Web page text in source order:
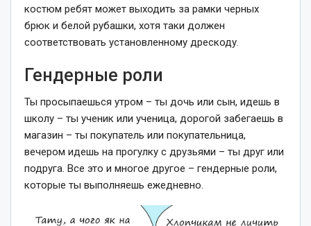
костюм ребят может выходить за рамки черных
брюк и белой рубашки, хотя таки должен
соответствовать установленному дрескоду.
Гендерные роли
Ты просыпаешься утром – ты дочь или сын, идешь в
школу – ты ученик или ученица, дорогой забегаешь в
магазин – ты покупатель или покупательница,
вечером идешь на прогулку с друзьями – ты друг или
подруга. Все это и многое другое – гендерные роли,
которые ты выполняешь ежедневно.